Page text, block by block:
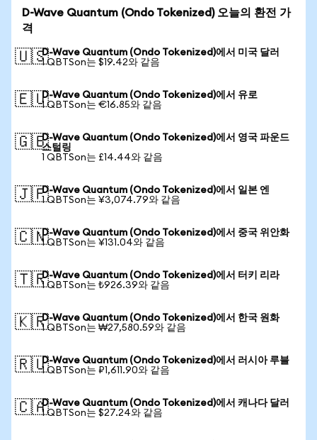
D-Wave Quantum (Ondo Tokenized) 오늘의 환전 가
격
🇺🇸D-Wave Quantum (Ondo Tokenized)에서 미국 달러
1 QBTSon는 $19.42와 같음
🇪🇺D-Wave Quantum (Ondo Tokenized)에서 유로
1 QBTSon는 €16.85와 같음
🇬🇧D-Wave Quantum (Ondo Tokenized)에서 영국 파운드
스털링
1 QBTSon는 £14.44와 같음
🇯🇵D-Wave Quantum (Ondo Tokenized)에서 일본 엔
1 QBTSon는 ¥3,074.79와 같음
🇨🇳D-Wave Quantum (Ondo Tokenized)에서 중국 위안화
1 QBTSon는 ¥131.04와 같음
🇹🇷D-Wave Quantum (Ondo Tokenized)에서 터키 리라
1 QBTSon는 ₺926.39와 같음
🇰🇷D-Wave Quantum (Ondo Tokenized)에서 한국 원화
1 QBTSon는 ₩27,580.59와 같음
🇷🇺D-Wave Quantum (Ondo Tokenized)에서 러시아 루블
1 QBTSon는 ₽1,611.90와 같음
🇨🇦D-Wave Quantum (Ondo Tokenized)에서 캐나다 달러
1 QBTSon는 $27.24와 같음